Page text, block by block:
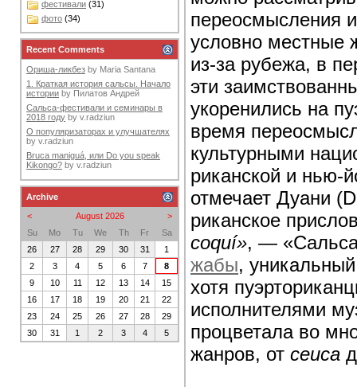
переосмысления
условно местные
из-за рубежа, в
эти
укоренились на
время
культурными
риканской и нью-
отмечает Дуани
риканское
coquí», — «Сальса
жабы,
хотя
исполнителями
процветала во
жанров, от сеиса
фестивали (31)
фото (34)
Recent Comments
Ориша-ликбез by Maria Santana
1. Краткая история сальсы. Начало
истории by Пилатов Андрей
Сальса-фестивали и семинары в
2018 году by v.radziun
О популяризаторах и улучшателях
by v.radziun
Bruca maniguá, или Do you speak
Kikongo? by v.radziun
Archive
<
>
August 2026
Su
Mo Tu We Th Fr
Sa
26
27 28 29 30 31
1
2
3 4 5 6 7
8
9
10 11 12 13 14
15
16
17 18 19 20 21
22
23
24 25 26 27 28
29
30
31 1 2 3 4 5